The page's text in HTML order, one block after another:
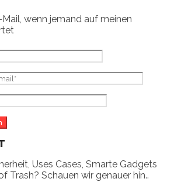
wenn jemand auf meinen
Uses Cases, Smarte Gadgets
Trash? Schauen wir genauer hin..